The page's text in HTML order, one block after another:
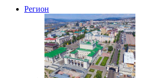
Регион